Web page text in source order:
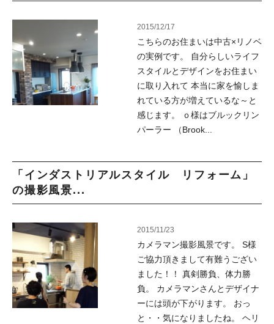
2015/12/17
こちらのお住まいは中古×リノベ
の実例です。 自分らしいライフ
スタイルとデザインをお住まい
に取り入れて 本当に家を愉しま
れている方が増えているな～と
感じます。 ｏ様はブルックリン
パーラー （Brook...
「インダストリアルスタイル リフォーム」
の撮影風景...
2015/11/23
カメラマン撮影風景です。 S様
ご協力頂きまして有難うござい
ました！！ 真剣勝負、体力勝
負。 カメラマンさんとデザイナ
ーには頭が下がります。 おっ
と・・気になりましたね。 ヘリ